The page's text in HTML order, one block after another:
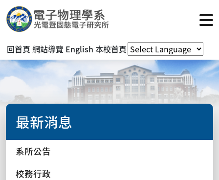
回首頁 網站導覽 English 本校首頁
最新消息
系所公告
校務行政